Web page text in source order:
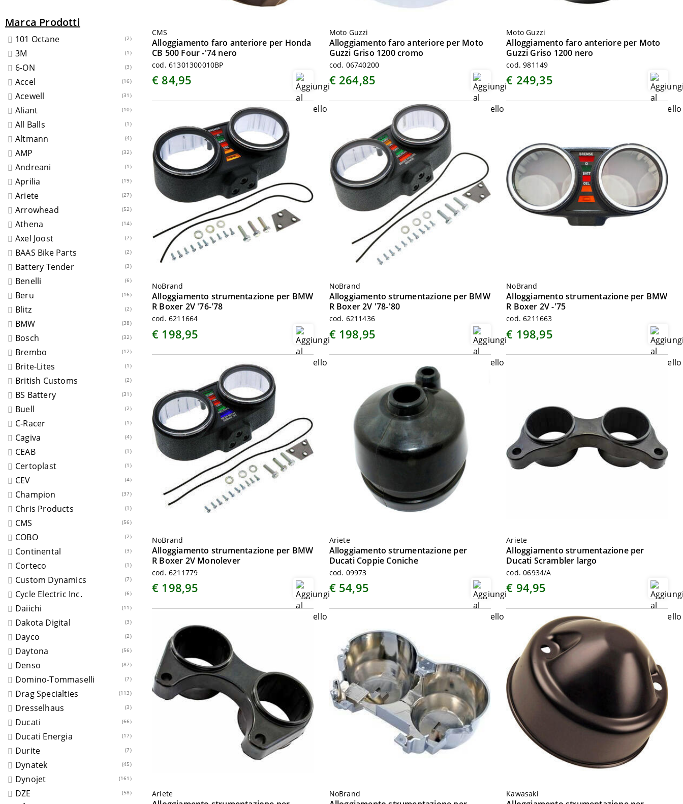
Marca Prodotti
101 Octane (2)
3M (1)
6-ON (3)
Accel (16)
Acewell (31)
Aliant (10)
All Balls (1)
Altmann (4)
AMP (32)
Andreani (1)
Aprilia (19)
Ariete (27)
Arrowhead (52)
Athena (14)
Axel Joost (7)
BAAS Bike Parts (2)
Battery Tender (3)
Benelli (6)
Beru (16)
Blitz (2)
BMW (38)
Bosch (32)
Brembo (12)
Brite-Lites (1)
British Customs (2)
BS Battery (31)
Buell (2)
C-Racer (1)
Cagiva (4)
CEAB (1)
Certoplast (1)
CEV (4)
Champion (37)
Chris Products (1)
CMS (56)
COBO (2)
Continental (3)
Corteco (1)
Custom Dynamics (7)
Cycle Electric Inc. (6)
Daiichi (11)
Dakota Digital (3)
Dayco (2)
Daytona (56)
Denso (87)
Domino-Tommaselli (7)
Drag Specialties (113)
Dresselhaus (3)
Ducati (66)
Ducati Energia (17)
Durite (7)
Dynatek (45)
Dynojet (161)
DZE (58)
CMS
Alloggiamento faro anteriore per Honda
CB 500 Four -'74 nero
cod. 61301300010BP
€ 84,95
Moto Guzzi
Alloggiamento faro anteriore per Moto
Guzzi Griso 1200 cromo
cod. 06740200
€ 264,85
Moto Guzzi
Alloggiamento faro anteriore per Moto
Guzzi Griso 1200 nero
cod. 981149
€ 249,35
NoBrand
Alloggiamento strumentazione per BMW
R Boxer 2V '76-'78
cod. 6211664
€ 198,95
NoBrand
Alloggiamento strumentazione per BMW
R Boxer 2V '78-'80
cod. 6211436
€ 198,95
NoBrand
Alloggiamento strumentazione per BMW
R Boxer 2V -'75
cod. 6211663
€ 198,95
NoBrand
Alloggiamento strumentazione per BMW
R Boxer 2V Monolever
cod. 6211779
€ 198,95
Ariete
Alloggiamento strumentazione per
Ducati Coppie Coniche
cod. 09973
€ 54,95
Ariete
Alloggiamento strumentazione per
Ducati Scrambler largo
cod. 06934/A
€ 94,95
Ariete NoBrand Kawasaki